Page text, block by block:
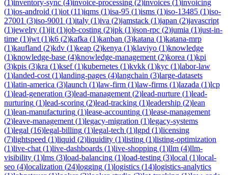
(1)inventory-sync (4)invoice-processing (2)invoices (1)invoicing
(1)ios-android (1)iot (11)iqms (1)isa-95 (1)isms (1)iso-13485 (1)iso-
27001 (3)iso-9001 (1)italy (1)iva (2)jamstack (1)japan (2)javascript
(1)jewelry (1)jit (1)job-costing (2)jpk (1)json-rpc (2)jumia (1)just-in-
time (1)jwt (1)k6 (2)kafka (1)kanban (3)katana (1)katana-mrp
(1)kaufland (2)kdv (1)keap (2)kenya (1)klaviyo (1)knowledge
(1)knowledge-base (4)knowledge-management (2)korea (1)kpi
(3)kpis (3)kra (1)ksef(1)kubernetes (1)kvkk (1)kyc (1)labor-law
(1)landed-cost (1)landing-pages (4)langchain (3)large-datasets
(1)latin-america (3)launch (1)law-firm (1)law-firms (1)lazada (1)lcp
(1)lead-generation (3)lead-management (2)lead-nurture (1)lead-
nurturing (1)lead-scoring (2)lead-tracking (1)leadership (2)lean
(1)lean-manufacturing (1)lease-accounting (1)lease-management
(2)leave-management (1)legacy-migration (1)legacy-systems
(1)legal (16)legal-billing (1)legal-tech (1)lgpd (1)licensing
(7)lightspeed (1)liquid (2)liquidity (1)listing (1)listing-optimization
(1)live-chat (1)live-dashboards (1)live-shopping (1)llm (4)llm-
visibility (1)lms (3)load-balancing (1)load-testing (3)local (1)local-
seo (4)localization (24)logging (1)logistics (14)logistics-analytics